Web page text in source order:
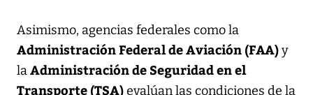
Asimismo, agencias federales como la
Administración Federal de Aviación (FAA)y
laAdministración de Seguridad en el
Transporte (TSA)evalúan las condiciones de la